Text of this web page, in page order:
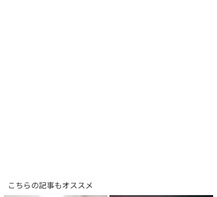
こちらの記事もオススメ